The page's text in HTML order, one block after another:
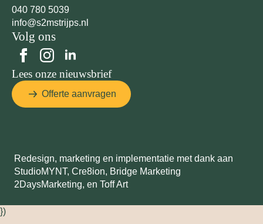
040 780 5039
info@s2mstrijps.nl
Volg ons
Lees onze nieuwsbrief
Offerte aanvragen
Redesign, marketing en implementatie met dank aan
StudioMYNT, Cre8ion, Bridge Marketing
2DaysMarketing, en Toff Art
})